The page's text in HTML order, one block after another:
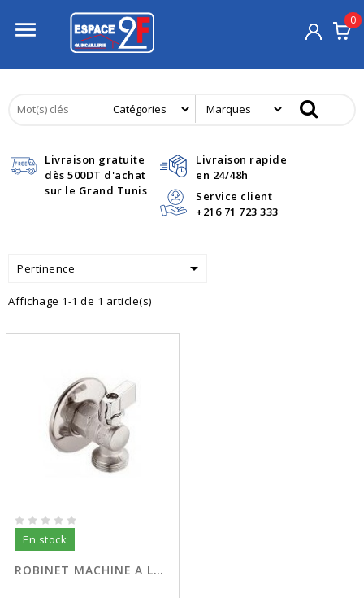
 0
Livraison gratuite
dès 500DT d'achat
sur le Grand Tunis
Livraison rapide
en 24/48h
Service client
+216 71 723 333
Pertinence 
Affichage 1-1 de 1 article(s)
En stock
ROBINET MACHINE A LAVER 20X27 01BWA